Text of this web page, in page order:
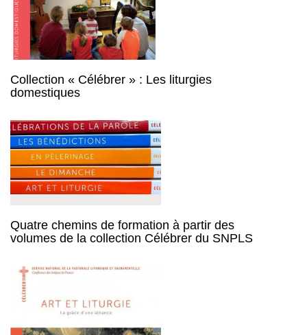
Collection « Célébrer » : Les liturgies
domestiques
Quatre chemins de formation à partir des
volumes de la collection Célébrer du SNPLS